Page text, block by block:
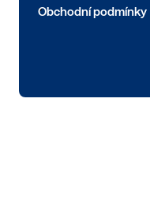
Obchodní podmínky